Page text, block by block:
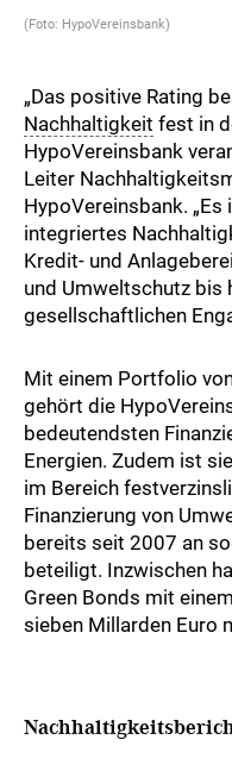
(Foto: HypoVereinsbank)
„Das positive Rating
Nachhaltigkeit fest in
HypoVereinsbank
Leiter
HypoVereinsbank.
integriertes
Kredit- und
und Umweltschutz bis
gesellschaftlichen
Mit einem Portfolio
gehört die
bedeutendsten
Energien. Zudem ist
im Bereich
Finanzierung von
bereits seit 2007 an
beteiligt. Inzwischen
Green Bonds mit
sieben Millarden Euro